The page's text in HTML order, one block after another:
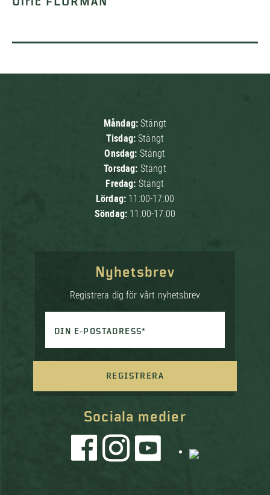
Måndag:Stängt
Tisdag:Stängt
Onsdag: Stängt
Torsdag: Stängt
Fredag: Stängt
Lördag: 11:00-17:00
Söndag: 11:00-17:00
Sociala medier
Nyhetsbrev
Registrera dig för vårt nyhetsbrev
DIN E-POSTADRESS*
REGISTRERA